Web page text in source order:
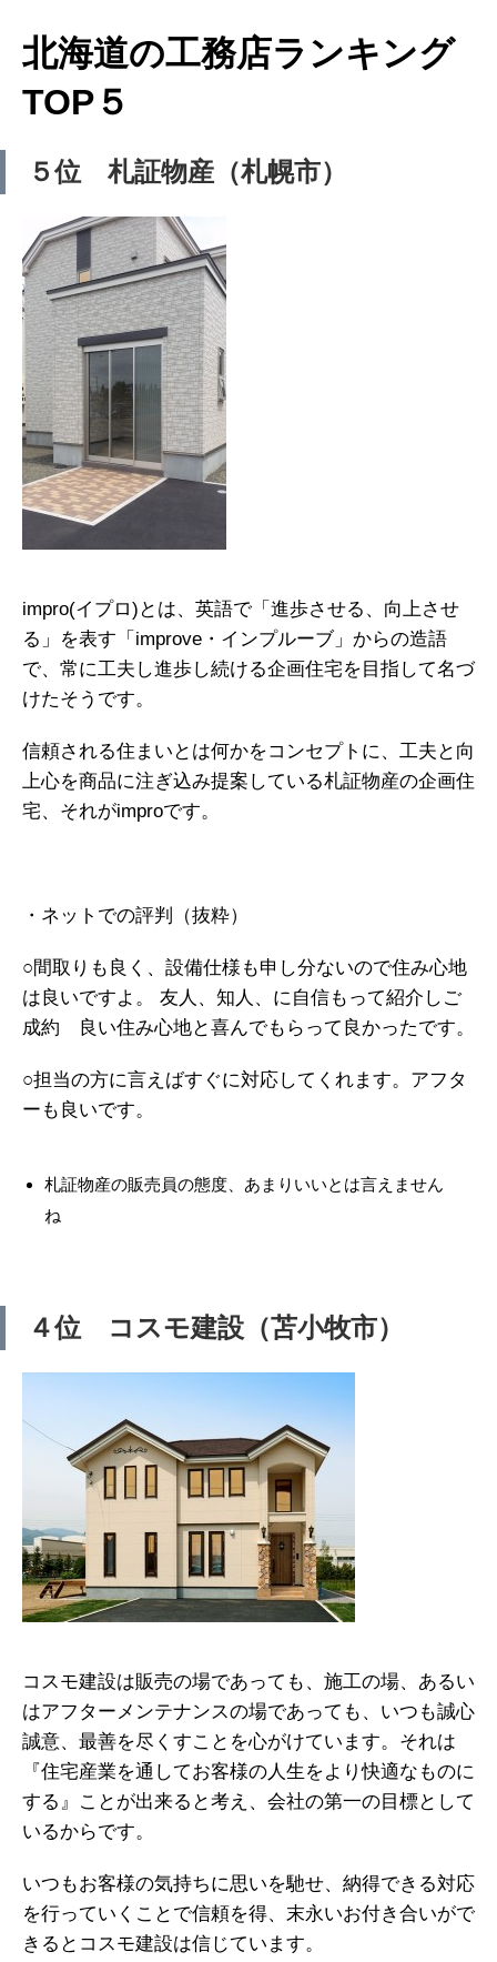
北海道の工務店ランキング
TOP５
５位 札証物産（札幌市）
impro(イプロ)とは、英語で「進歩させる、向上させ
る」を表す「improve・インプルーブ」からの造語
で、常に工夫し進歩し続ける企画住宅を目指して名づ
けたそうです。
信頼される住まいとは何かをコンセプトに、工夫と向
上心を商品に注ぎ込み提案している札証物産の企画住
宅、それがimproです。
・ネットでの評判（抜粋）
○間取りも良く、設備仕様も申し分ないので住み心地
は良いですよ。 友人、知人、に自信もって紹介しご
成約 良い住み心地と喜んでもらって良かったです。
○担当の方に言えばすぐに対応してくれます。アフタ
ーも良いです。
札証物産の販売員の態度、あまりいいとは言えません
ね
４位 コスモ建設（苫小牧市）
コスモ建設は販売の場であっても、施工の場、あるい
はアフターメンテナンスの場であっても、いつも誠心
誠意、最善を尽くすことを心がけています。それは
『住宅産業を通してお客様の人生をより快適なものに
する』ことが出来ると考え、会社の第一の目標として
いるからです。
いつもお客様の気持ちに思いを馳せ、納得できる対応
を行っていくことで信頼を得、末永いお付き合いがで
きるとコスモ建設は信じています。